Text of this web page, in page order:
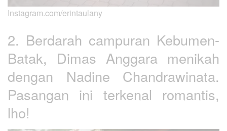
Instagram.com/erintaulany
2. Berdarah campuran Kebumen-
Batak, Dimas Anggara menikah
dengan Nadine Chandrawinata.
Pasangan ini terkenal romantis,
lho!